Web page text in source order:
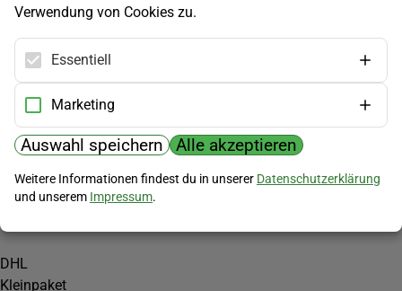
Hilfe
Kundenservice
Widerrufsbelehrung
Versandkosten
Zahlungsmöglichkeiten
PayPal
Vorkasse
Versand
DHL
Kleinpaket
Verwendung von Cookies zu.
Essentiell
Marketing
Auswahl speichern Alle akzeptieren
Weitere Informationen findest du in unserer Datenschutzerklärung
und unserem Impressum.